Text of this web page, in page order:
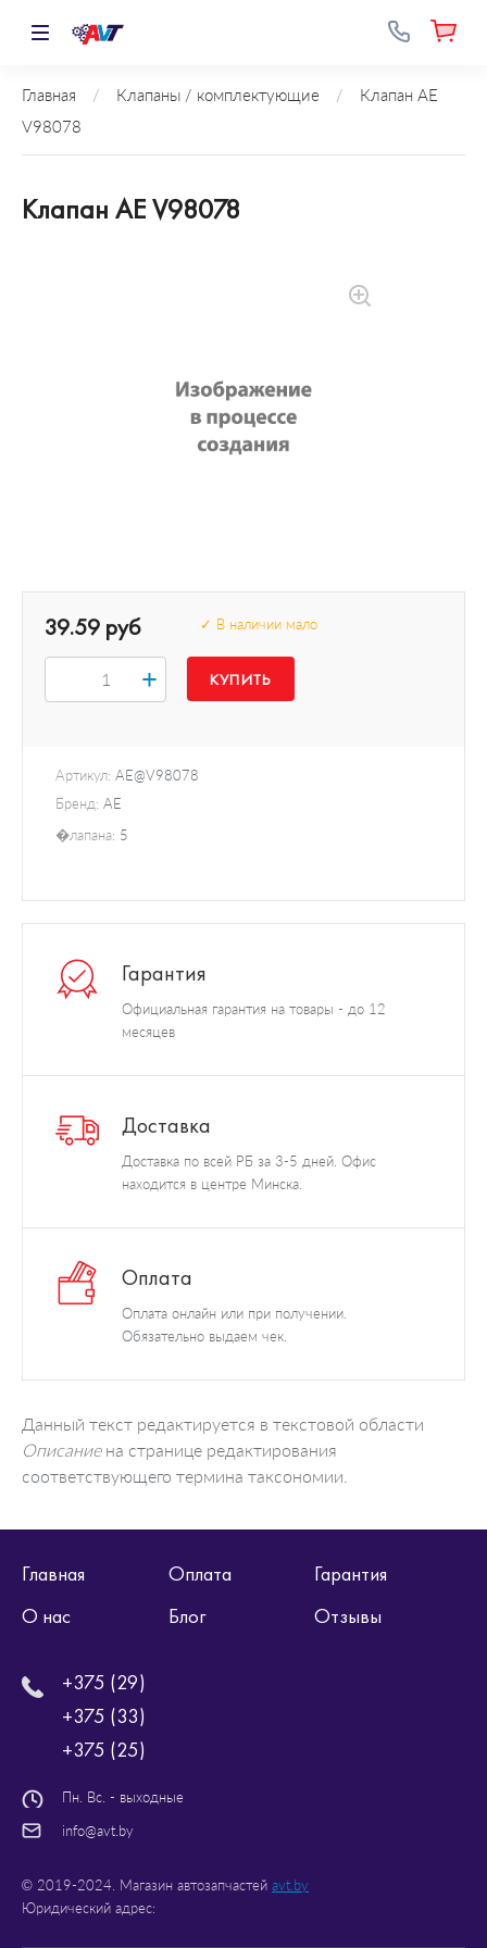
Главная / Клапаны / комплектующие /
Клапан AE
V98078
Клапан AE V98078
✓ В наличии мало
Артикул: AE@V98078
Бренд: AE
�лапана: 5
39.59 руб
+
Гарантия
Официальная гарантия на товары - до 12
месяцев
Доставка
Доставка по всей РБ за 3-5 дней. Офис
находится в центре Минска.
Оплата
Оплата онлайн или при получении.
Обязательно выдаем чек.
Данный текст редактируется в текстовой области
Описаниена странице редактирования
соответствующего термина таксономии.
Главная Оплата
Гарантия
О нас
Блог Отзывы
+375 (29)
+375 (33)
+375 (25)
Пн. Вс. - выходные
info@avt.by
© 2019-2024. Магазин автозапчастей avt.by
Юридический адрес: